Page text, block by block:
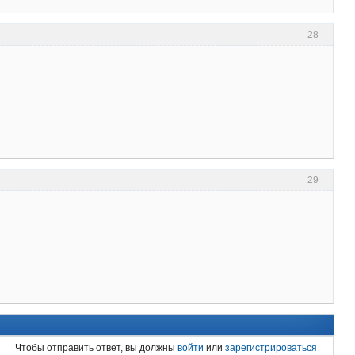
28
29
Чтобы отправить ответ, вы должнывойти илизарегистрироваться